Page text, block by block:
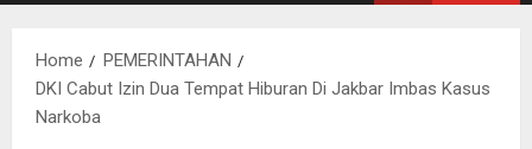
Home
PEMERINTAHAN
DKI Cabut Izin Dua Tempat Hiburan Di Jakbar Imbas Kasus
Narkoba